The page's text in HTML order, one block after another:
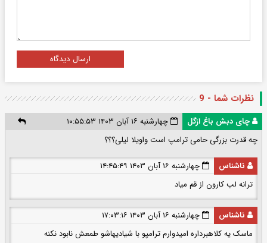
ارسال دیدگاه
نظرات شما - 9
چای دبش باغ ازگل
چهارشنبه ۱۶ آبان ۱۴۰۳ ۱۰:۵۵:۵۳
چه قدرت بزرگی حامی ترامپ است واویلا لیلی؟؟؟
ناشناس
چهارشنبه ۱۶ آبان ۱۴۰۳ ۱۴:۴۵:۴۹
ترانه لب کارون از قم میاد
ناشناس
چهارشنبه ۱۶ آبان ۱۴۰۳ ۱۷:۰۳:۱۶
ماسک یه کلاهبرداره امیدوارم ترامپو با شیادیهاشو طمعش نابود نکنه